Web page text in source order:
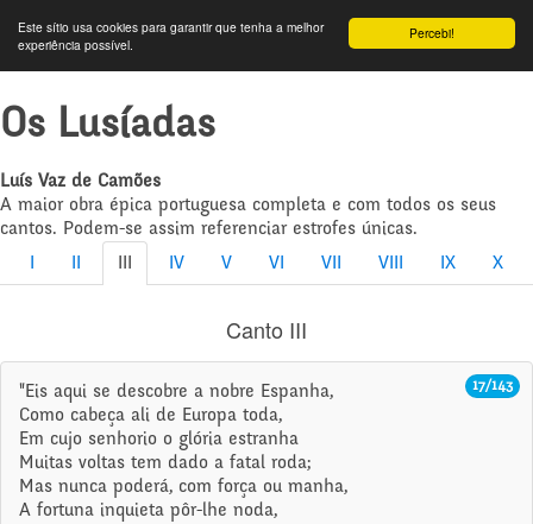
Percebi!
Este sítio usa cookies para garantir que tenha a melhor
experiência possível.
Os Lusíadas
Luís Vaz de Camões
A maior obra épica portuguesa completa e com todos os seus
cantos. Podem-se assim referenciar estrofes únicas.
IV V VI VII VIII IX X
Canto III
17/143
"Eis aqui se descobre a nobre Espanha,
Como cabeça ali de Europa toda,
Em cujo senhorio o glória estranha
Muitas voltas tem dado a fatal roda;
Mas nunca poderá, com força ou manha,
A fortuna inquieta pôr-lhe noda,